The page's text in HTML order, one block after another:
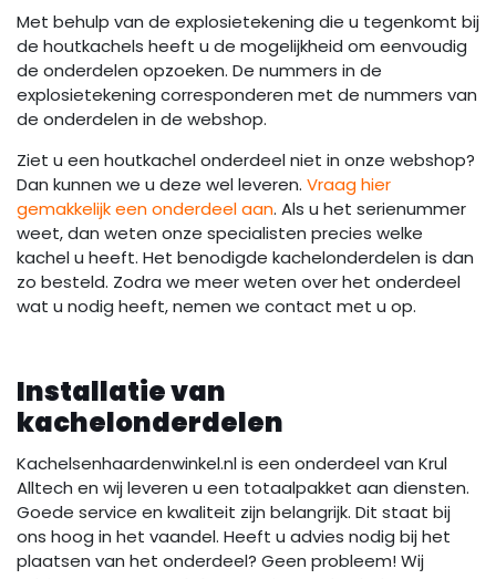
Met behulp van de explosietekening die u tegenkomt bij
de houtkachels heeft u de mogelijkheid om eenvoudig
de onderdelen opzoeken. De nummers in de
explosietekening corresponderen met de nummers van
de onderdelen in de webshop.
Ziet u een houtkachel onderdeel niet in onze webshop?
Dan kunnen we u deze wel leveren. Vraag hier
gemakkelijk een onderdeel aan. Als u het serienummer
weet, dan weten onze specialisten precies welke
kachel u heeft. Het benodigde kachelonderdelen is dan
zo besteld. Zodra we meer weten over het onderdeel
wat u nodig heeft, nemen we contact met u op.
Installatie van
kachelonderdelen
Kachelsenhaardenwinkel.nl is een onderdeel van Krul
Alltech en wij leveren u een totaalpakket aan diensten.
Goede service en kwaliteit zijn belangrijk. Dit staat bij
ons hoog in het vaandel. Heeft u advies nodig bij het
plaatsen van het onderdeel? Geen probleem! Wij